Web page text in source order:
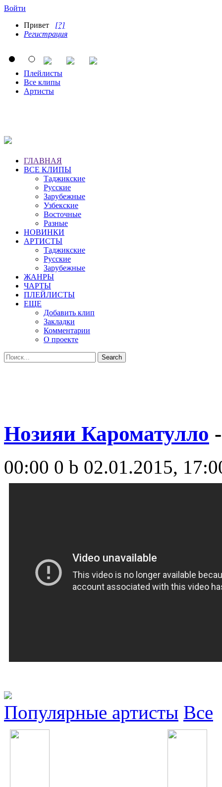
Войти
Привет [?]
Регистрация
Плейлисты
Все клипы
Артисты
ГЛАВНАЯ
ВСЕ КЛИПЫ
Таджикские
Русские
Зарубежные
Узбекские
Восточные
Разные
НОВИНКИ
АРТИСТЫ
Таджикские
Русские
Зарубежные
ЖАНРЫ
ЧАРТЫ
ПЛЕЙЛИСТЫ
ЕЩЕ
Добавить клип
Закладки
Комментарии
О проекте
Нозияи Кароматулло
00:00 0 b 02.01.2015,
Популярные артисты Все